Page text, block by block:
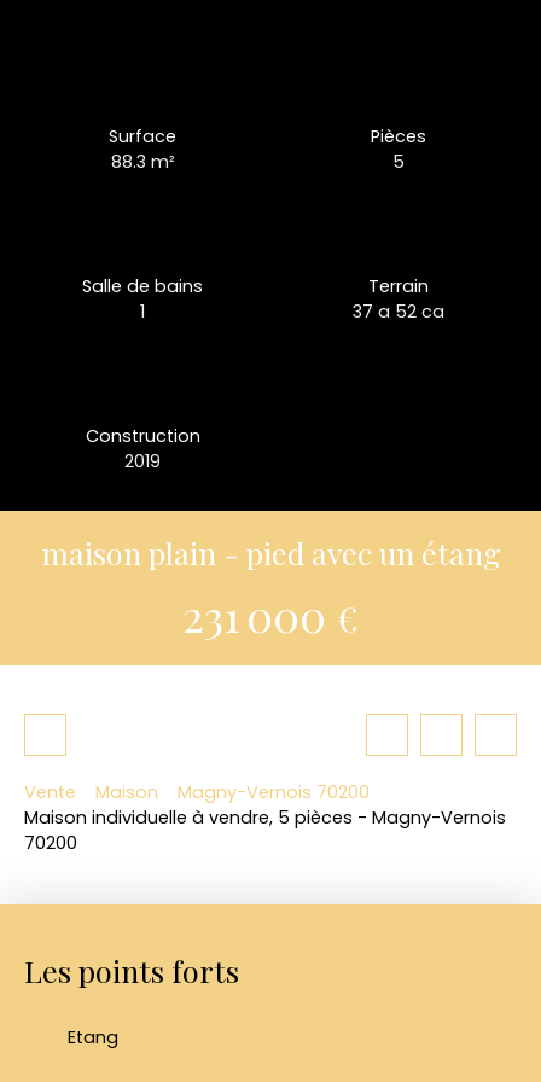
Surface
88.3 m²
Pièces
5
Salle de bains
1
Terrain
37 a 52 ca
Construction
2019
maison plain - pied avec un étang
231 000 €
Vente Maison
Magny-Vernois 70200
Maison individuelle à vendre, 5 pièces - Magny-Vernois
70200
Les points forts
Etang